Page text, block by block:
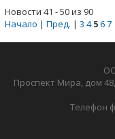
Новости 41 - 50 из 90
Начало | Пред. | 3 4 567
Проспект Мира, дом
Телефон